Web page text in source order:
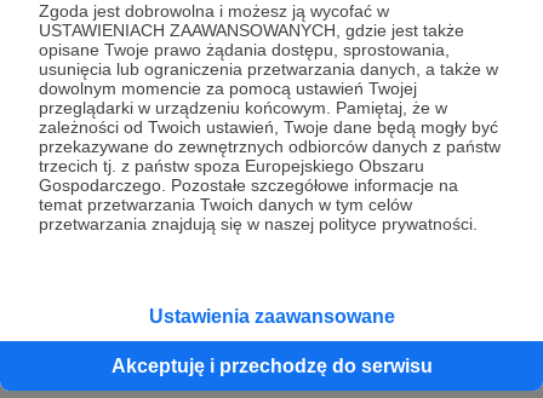
Zgoda jest dobrowolna i możesz ją wycofać w
USTAWIENIACH ZAAWANSOWANYCH, gdzie jest także
opisane Twoje prawo żądania dostępu, sprostowania,
usunięcia lub ograniczenia przetwarzania danych, a także w
dowolnym momencie za pomocą ustawień Twojej
przeglądarki w urządzeniu końcowym. Pamiętaj, że w
zależności od Twoich ustawień, Twoje dane będą mogły być
przekazywane do zewnętrznych odbiorców danych z państw
trzecich tj. z państw spoza Europejskiego Obszaru
Gospodarczego. Pozostałe szczegółowe informacje na
temat przetwarzania Twoich danych w tym celów
przetwarzania znajdują się w naszej polityce prywatności.
Ustawienia zaawansowane
Akceptuję i przechodzę do serwisu
Udostępnij
Bartek Fetysz
Zobacz również